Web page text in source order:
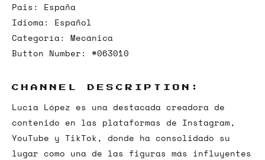
Pais: España
Idioma: Español
Categoría: Mecánica
Button Number: #063010
CHANNEL DESCRIPTION:
Lucía López es una destacada creadora de
contenido en las plataformas de Instagram,
YouTube y TikTok, donde ha consolidado su
lugar como una de las figuras más influyentes